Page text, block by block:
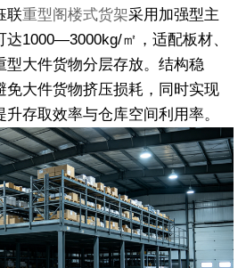
联重型阁楼式货架采用加强型主
1000—3000kg/㎡，适配板材、
型大件货物分层存放。结构稳
免大件货物挤压损耗，同时实现
存取效率与仓库空间利用率。